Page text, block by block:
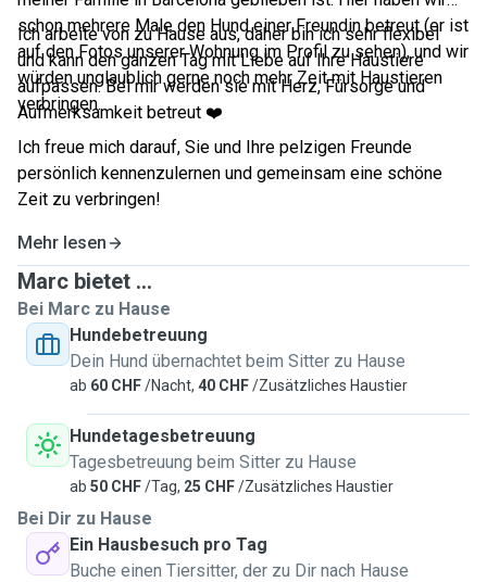
schon mehrere Male den Hund einer Freundin betreut (er ist
auf den Fotos unserer Wohnung im Profil zu sehen), und wir
würden unglaublich gerne noch mehr Zeit mit Haustieren
verbringen.
Ich arbeite von zu Hause aus, daher bin ich sehr flexibel
und kann den ganzen Tag mit Liebe auf Ihre Haustiere
aufpassen. Bei mir werden sie mit Herz, Fürsorge und
Aufmerksamkeit betreut ❤️
Ich freue mich darauf, Sie und Ihre pelzigen Freunde
persönlich kennenzulernen und gemeinsam eine schöne
Zeit zu verbringen!
Mehr lesen
Marc bietet ...
Bei Marc zu Hause
Hundebetreuung
Dein Hund übernachtet beim Sitter zu Hause
ab 60 CHF/Nacht, 40 CHF/Zusätzliches Haustier
Hundetagesbetreuung
Tagesbetreuung beim Sitter zu Hause
ab 50 CHF/Tag, 25 CHF/Zusätzliches Haustier
Bei Dir zu Hause
Ein Hausbesuch pro Tag
Buche einen Tiersitter, der zu Dir nach Hause